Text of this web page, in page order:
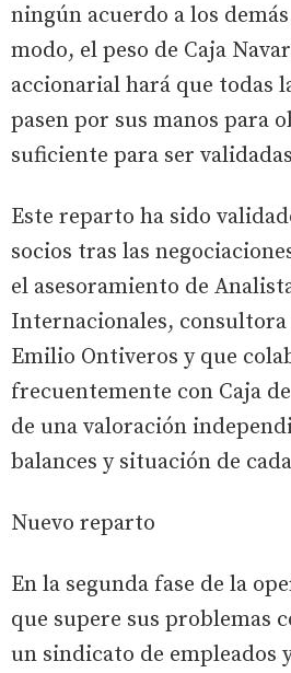
ningún acuerdo a los
modo, el peso de Caja
accionarial hará que todas
pasen por sus manos para
suficiente para ser
Este reparto ha sido
socios tras las
el asesoramiento de
Internacionales, consultora
Emilio Ontiveros y que
frecuentemente con Caja
de una valoración
balances y situación de
Nuevo reparto
En la segunda fase de la
que supere sus problemas
un sindicato de empleados